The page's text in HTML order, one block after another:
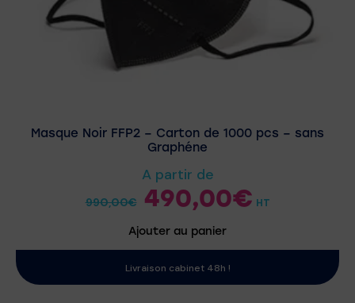
Masque Noir FFP2 – Carton de 1000 pcs – sans
Graphéne
A partir de
990,00€ 490,00€ HT
Ajouter au panier
Livraison cabinet 48h !